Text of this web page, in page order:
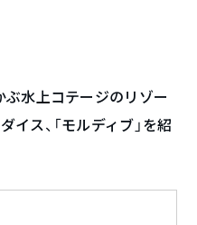
ぶ水上コテージのリゾー
イス、「モルディブ」を紹